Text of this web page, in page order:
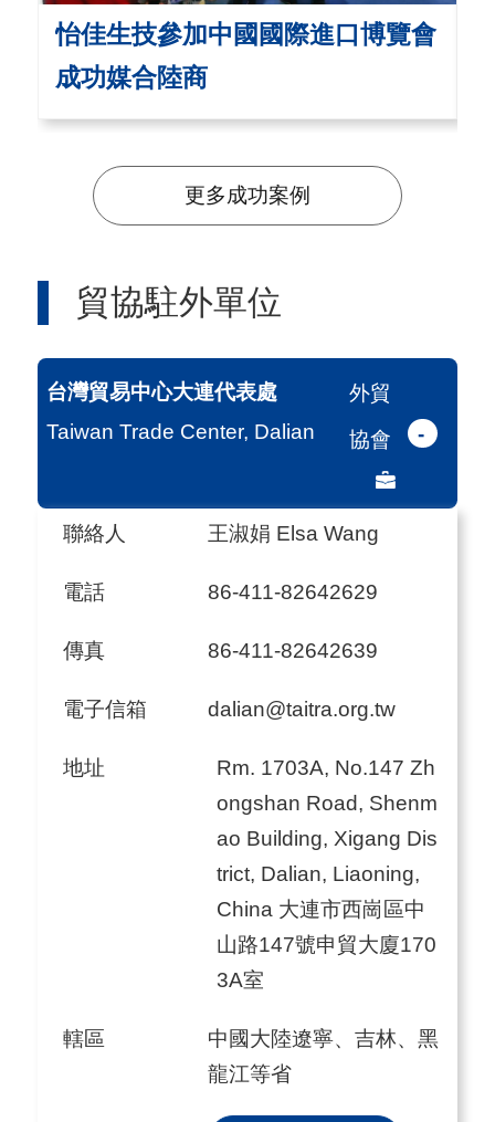
怡佳生技參加中國國際進口博覽會
成功媒合陸商
更多成功案例
貿協駐外單位
台灣貿易中心大連代表處
Taiwan Trade Center, Dalian
外貿
協會
-
聯絡人 王淑娟 Elsa Wang
電話 86-411-82642629
傳真 86-411-82642639
電子信箱 dalian@taitra.org.tw
地址
Rm. 1703A, No.147 Zh
ongshan Road, Shenm
ao Building, Xigang Dis
trict, Dalian, Liaoning,
China 大連市西崗區中
山路147號申貿大廈170
3A室
轄區
中國大陸遼寧、吉林、黑
龍江等省